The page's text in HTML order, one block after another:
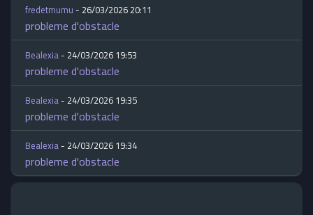
fredetmumu- 26/03/2026 20:11
probleme d'obstacle
Bealexia- 24/03/2026 19:53
probleme d'obstacle
Bealexia- 24/03/2026 19:35
probleme d'obstacle
Bealexia- 24/03/2026 19:34
probleme d'obstacle